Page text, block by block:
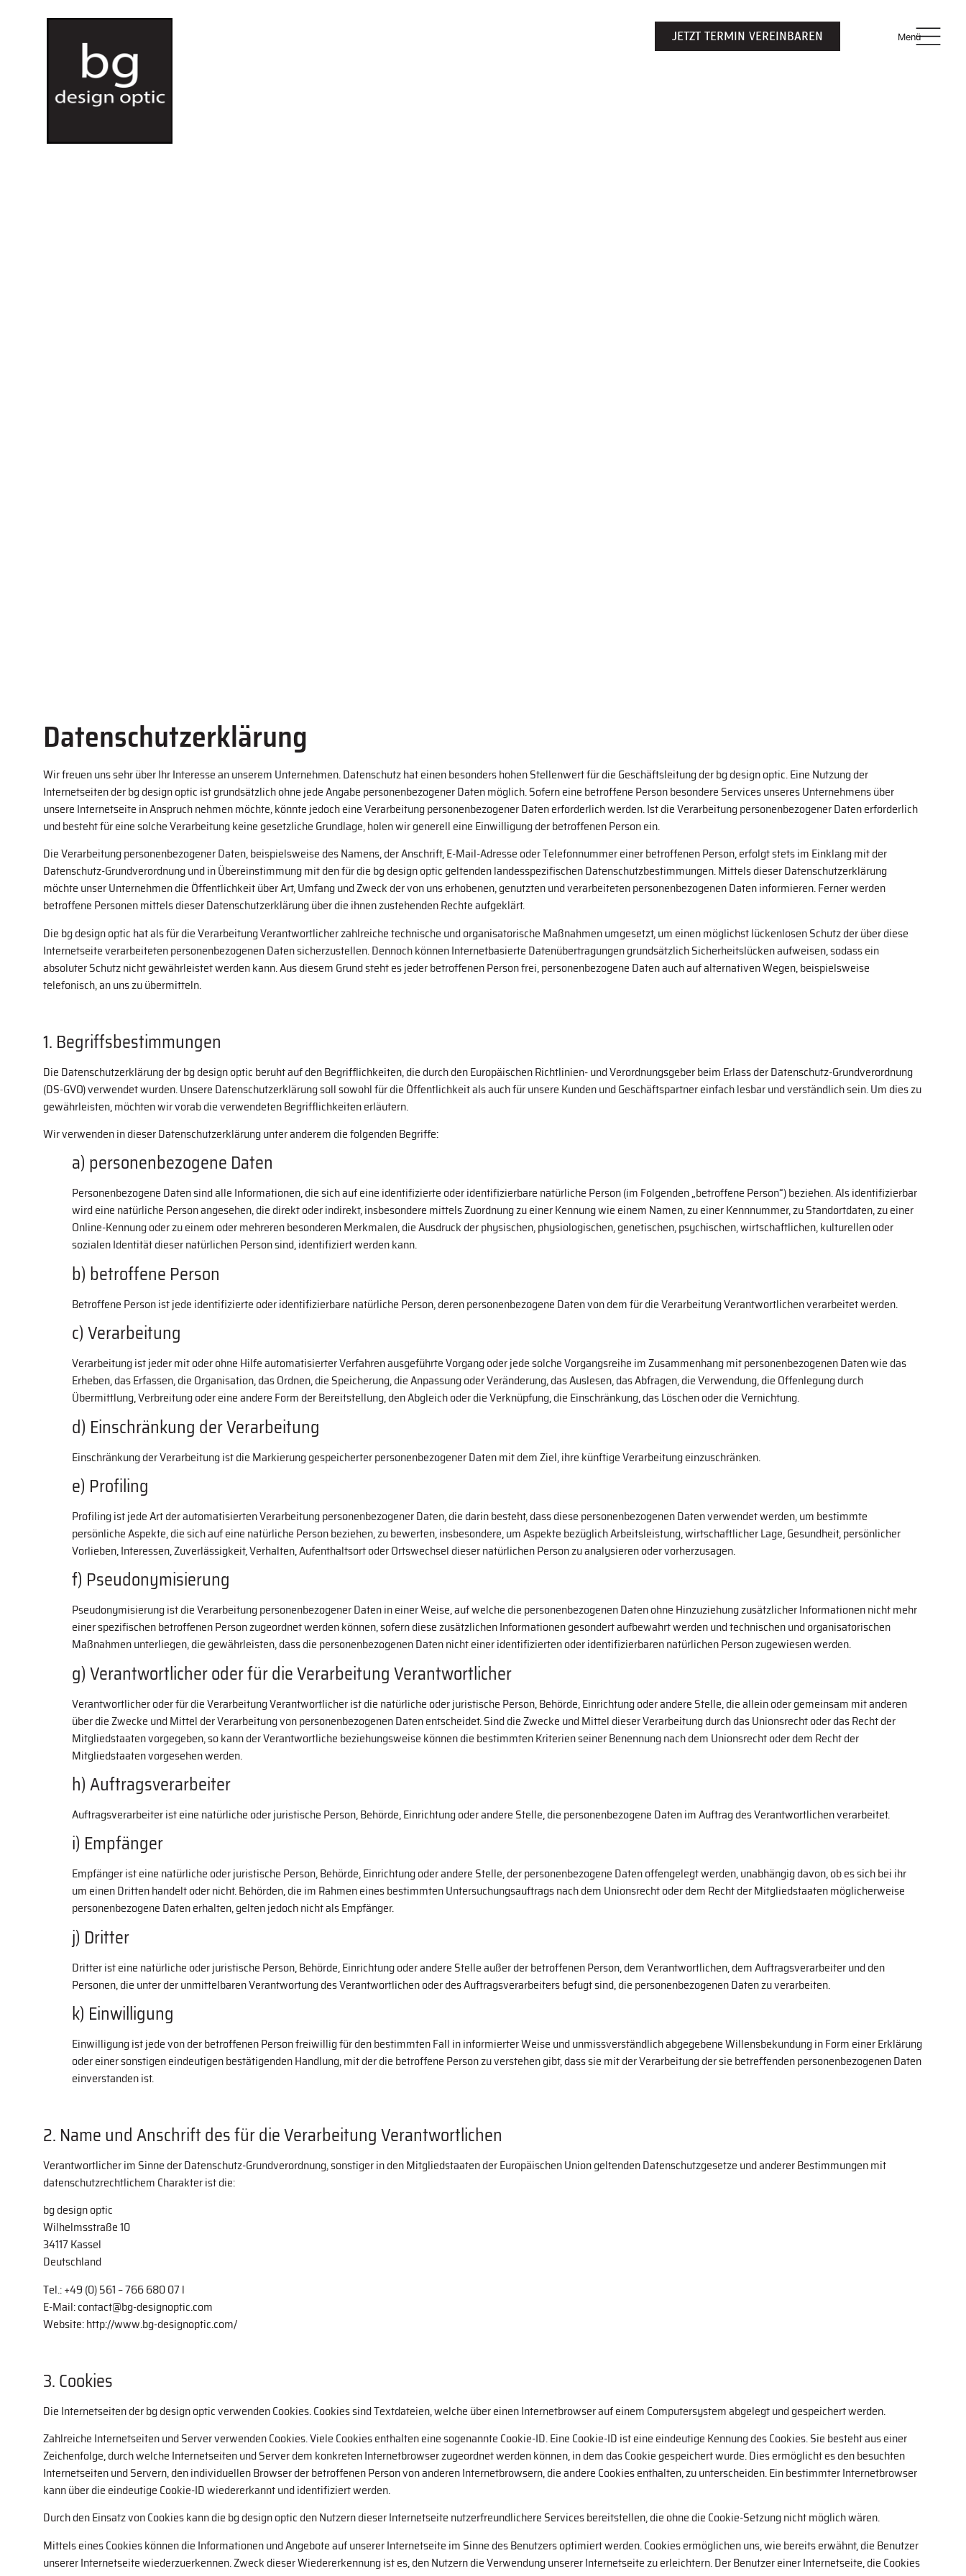
JETZT TERMIN VEREINBAREN
Datenschutz­erklärung
Wir freuen uns sehr über Ihr Interesse an unserem Unternehmen. Datenschutz hat einen besonders hohen Stellenwert für die Geschäftsleitung der bg design optic. Eine Nutzung der
Internetseiten der bg design optic ist grundsätzlich ohne jede Angabe personenbezogener Daten möglich. Sofern eine betroffene Person besondere Services unseres Unternehmens über
unsere Internetseite in Anspruch nehmen möchte, könnte jedoch eine Verarbeitung personenbezogener Daten erforderlich werden. Ist die Verarbeitung personenbezogener Daten erforderlich
und besteht für eine solche Verarbeitung keine gesetzliche Grundlage, holen wir generell eine Einwilligung der betroffenen Person ein.
Die Verarbeitung personenbezogener Daten, beispielsweise des Namens, der Anschrift, E-Mail-Adresse oder Telefonnummer einer betroffenen Person, erfolgt stets im Einklang mit der
Datenschutz-Grundverordnung und in Übereinstimmung mit den für die bg design optic geltenden landesspezifischen Datenschutzbestimmungen. Mittels dieser Datenschutzerklärung
möchte unser Unternehmen die Öffentlichkeit über Art, Umfang und Zweck der von uns erhobenen, genutzten und verarbeiteten personenbezogenen Daten informieren. Ferner werden
betroffene Personen mittels dieser Datenschutzerklärung über die ihnen zustehenden Rechte aufgeklärt.
Die bg design optic hat als für die Verarbeitung Verantwortlicher zahlreiche technische und organisatorische Maßnahmen umgesetzt, um einen möglichst lückenlosen Schutz der über diese
Internetseite verarbeiteten personenbezogenen Daten sicherzustellen. Dennoch können Internetbasierte Datenübertragungen grundsätzlich Sicherheitslücken aufweisen, sodass ein
absoluter Schutz nicht gewährleistet werden kann. Aus diesem Grund steht es jeder betroffenen Person frei, personenbezogene Daten auch auf alternativen Wegen, beispielsweise
telefonisch, an uns zu übermitteln.
1. Begriffsbestimmungen
Die Datenschutzerklärung der bg design optic beruht auf den Begrifflichkeiten, die durch den Europäischen Richtlinien- und Verordnungsgeber beim Erlass der Datenschutz-Grundverordnung
(DS-GVO) verwendet wurden. Unsere Datenschutzerklärung soll sowohl für die Öffentlichkeit als auch für unsere Kunden und Geschäftspartner einfach lesbar und verständlich sein. Um dies zu
gewährleisten, möchten wir vorab die verwendeten Begrifflichkeiten erläutern.
Wir verwenden in dieser Datenschutzerklärung unter anderem die folgenden Begriffe:
a) personenbezogene Daten
Personenbezogene Daten sind alle Informationen, die sich auf eine identifizierte oder identifizierbare natürliche Person (im Folgenden „betroffene Person“) beziehen. Als identifizierbar
wird eine natürliche Person angesehen, die direkt oder indirekt, insbesondere mittels Zuordnung zu einer Kennung wie einem Namen, zu einer Kennnummer, zu Standortdaten, zu einer
Online-Kennung oder zu einem oder mehreren besonderen Merkmalen, die Ausdruck der physischen, physiologischen, genetischen, psychischen, wirtschaftlichen, kulturellen oder
sozialen Identität dieser natürlichen Person sind, identifiziert werden kann.
b) betroffene Person
Betroffene Person ist jede identifizierte oder identifizierbare natürliche Person, deren personenbezogene Daten von dem für die Verarbeitung Verantwortlichen verarbeitet werden.
c) Verarbeitung
Verarbeitung ist jeder mit oder ohne Hilfe automatisierter Verfahren ausgeführte Vorgang oder jede solche Vorgangsreihe im Zusammenhang mit personenbezogenen Daten wie das
Erheben, das Erfassen, die Organisation, das Ordnen, die Speicherung, die Anpassung oder Veränderung, das Auslesen, das Abfragen, die Verwendung, die Offenlegung durch
Übermittlung, Verbreitung oder eine andere Form der Bereitstellung, den Abgleich oder die Verknüpfung, die Einschränkung, das Löschen oder die Vernichtung.
d) Einschränkung der Verarbeitung
Einschränkung der Verarbeitung ist die Markierung gespeicherter personenbezogener Daten mit dem Ziel, ihre künftige Verarbeitung einzuschränken.
e) Profiling
Profiling ist jede Art der automatisierten Verarbeitung personenbezogener Daten, die darin besteht, dass diese personenbezogenen Daten verwendet werden, um bestimmte
persönliche Aspekte, die sich auf eine natürliche Person beziehen, zu bewerten, insbesondere, um Aspekte bezüglich Arbeitsleistung, wirtschaftlicher Lage, Gesundheit, persönlicher
Vorlieben, Interessen, Zuverlässigkeit, Verhalten, Aufenthaltsort oder Ortswechsel dieser natürlichen Person zu analysieren oder vorherzusagen.
f) Pseudonymisierung
Pseudonymisierung ist die Verarbeitung personenbezogener Daten in einer Weise, auf welche die personenbezogenen Daten ohne Hinzuziehung zusätzlicher Informationen nicht mehr
einer spezifischen betroffenen Person zugeordnet werden können, sofern diese zusätzlichen Informationen gesondert aufbewahrt werden und technischen und organisatorischen
Maßnahmen unterliegen, die gewährleisten, dass die personenbezogenen Daten nicht einer identifizierten oder identifizierbaren natürlichen Person zugewiesen werden.
g) Verantwortlicher oder für die Verarbeitung Verantwortlicher
Verantwortlicher oder für die Verarbeitung Verantwortlicher ist die natürliche oder juristische Person, Behörde, Einrichtung oder andere Stelle, die allein oder gemeinsam mit anderen
über die Zwecke und Mittel der Verarbeitung von personenbezogenen Daten entscheidet. Sind die Zwecke und Mittel dieser Verarbeitung durch das Unionsrecht oder das Recht der
Mitgliedstaaten vorgegeben, so kann der Verantwortliche beziehungsweise können die bestimmten Kriterien seiner Benennung nach dem Unionsrecht oder dem Recht der
Mitgliedstaaten vorgesehen werden.
h) Auftragsverarbeiter
Auftragsverarbeiter ist eine natürliche oder juristische Person, Behörde, Einrichtung oder andere Stelle, die personenbezogene Daten im Auftrag des Verantwortlichen verarbeitet.
i) Empfänger
Empfänger ist eine natürliche oder juristische Person, Behörde, Einrichtung oder andere Stelle, der personenbezogene Daten offengelegt werden, unabhängig davon, ob es sich bei ihr
um einen Dritten handelt oder nicht. Behörden, die im Rahmen eines bestimmten Untersuchungsauftrags nach dem Unionsrecht oder dem Recht der Mitgliedstaaten möglicherweise
personenbezogene Daten erhalten, gelten jedoch nicht als Empfänger.
j) Dritter
Dritter ist eine natürliche oder juristische Person, Behörde, Einrichtung oder andere Stelle außer der betroffenen Person, dem Verantwortlichen, dem Auftragsverarbeiter und den
Personen, die unter der unmittelbaren Verantwortung des Verantwortlichen oder des Auftragsverarbeiters befugt sind, die personenbezogenen Daten zu verarbeiten.
k) Einwilligung
Einwilligung ist jede von der betroffenen Person freiwillig für den bestimmten Fall in informierter Weise und unmissverständlich abgegebene Willensbekundung in Form einer Erklärung
oder einer sonstigen eindeutigen bestätigenden Handlung, mit der die betroffene Person zu verstehen gibt, dass sie mit der Verarbeitung der sie betreffenden personenbezogenen Daten
einverstanden ist.
2. Name und Anschrift des für die Verarbeitung Verantwortlichen
Verantwortlicher im Sinne der Datenschutz-Grundverordnung, sonstiger in den Mitgliedstaaten der Europäischen Union geltenden Datenschutzgesetze und anderer Bestimmungen mit
datenschutzrechtlichem Charakter ist die:
bg design optic
Wilhelmsstraße 10
34117 Kassel
Deutschland
Tel.: +49 (0) 561 – 766 680 07 l
E-Mail: contact@bg-designoptic.com
Website: http://www.bg-designoptic.com/
3. Cookies
Die Internetseiten der bg design optic verwenden Cookies. Cookies sind Textdateien, welche über einen Internetbrowser auf einem Computersystem abgelegt und gespeichert werden.
Zahlreiche Internetseiten und Server verwenden Cookies. Viele Cookies enthalten eine sogenannte Cookie-ID. Eine Cookie-ID ist eine eindeutige Kennung des Cookies. Sie besteht aus einer
Zeichenfolge, durch welche Internetseiten und Server dem konkreten Internetbrowser zugeordnet werden können, in dem das Cookie gespeichert wurde. Dies ermöglicht es den besuchten
Internetseiten und Servern, den individuellen Browser der betroffenen Person von anderen Internetbrowsern, die andere Cookies enthalten, zu unterscheiden. Ein bestimmter Internetbrowser
kann über die eindeutige Cookie-ID wiedererkannt und identifiziert werden.
Durch den Einsatz von Cookies kann die bg design optic den Nutzern dieser Internetseite nutzerfreundlichere Services bereitstellen, die ohne die Cookie-Setzung nicht möglich wären.
Mittels eines Cookies können die Informationen und Angebote auf unserer Internetseite im Sinne des Benutzers optimiert werden. Cookies ermöglichen uns, wie bereits erwähnt, die Benutzer
unserer Internetseite wiederzuerkennen. Zweck dieser Wiedererkennung ist es, den Nutzern die Verwendung unserer Internetseite zu erleichtern. Der Benutzer einer Internetseite, die Cookies